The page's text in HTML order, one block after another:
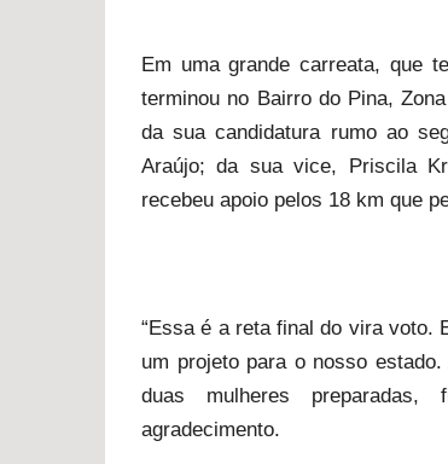
Em uma grande carreata, que
terminou no Bairro do Pina,
da sua candidatura rumo ao
Araújo; da sua vice, Priscila
recebeu apoio pelos 18 km que
“Essa é a reta final do vira voto.
um projeto para o nosso
duas mulheres preparadas,
agradecimento.